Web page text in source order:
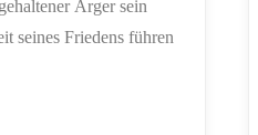
Ärger sein
seines Friedens führen